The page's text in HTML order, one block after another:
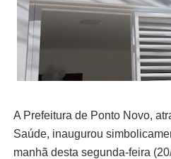
A Prefeitura de Ponto Novo,
Saúde, inaugurou
manhã desta segunda-feira